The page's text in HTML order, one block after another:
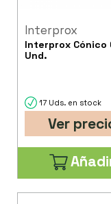
Interprox
Interprox Cónico
Und.
17 Uds. en stock
Ver